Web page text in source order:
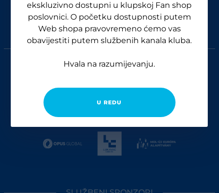
ekskluzivno dostupni u klupskoj Fan shop
poslovnici. O početku dostupnosti putem
Web shopa pravovremeno ćemo vas
obavijestiti putem službenih kanala kluba.
Hvala na razumijevanju.
U REDU